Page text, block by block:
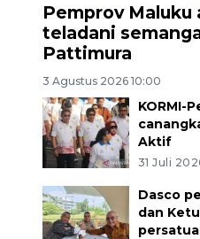
Pemprov Maluku
teladani
Pattimura
3 Agustus 2026 10:00
KORMI-
Aktif
31 Juli
Dasco
dan